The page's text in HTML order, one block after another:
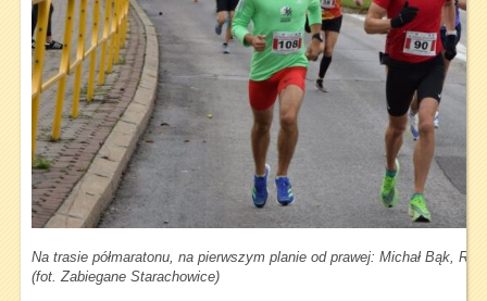
Na trasie półmaratonu, na pierwszym planie od prawej: Michał Bąk,
(fot. Zabiegane Starachowice)